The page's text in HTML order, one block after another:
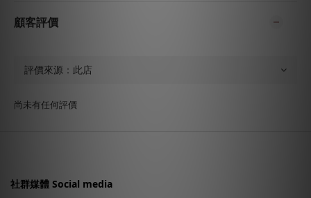
顧客評價
尚未有任何評價
社群媒體 Social media